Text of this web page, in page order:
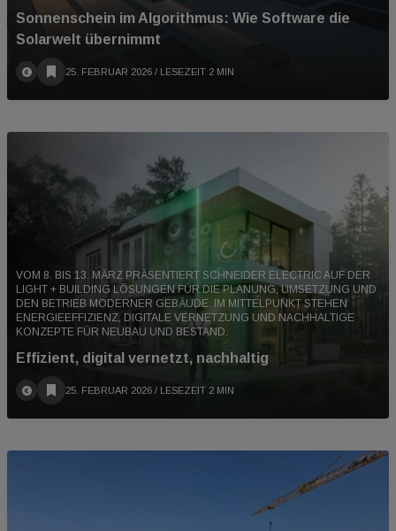
Sonnenschein im Algorithmus: Wie Software die
Solarwelt übernimmt
25. FEBRUAR 2026 / LESEZEIT 2 MIN
VOM 8. BIS 13. MÄRZ PRÄSENTIERT SCHNEIDER ELECTRIC AUF DER
LIGHT + BUILDING LÖSUNGEN FÜR DIE PLANUNG, UMSETZUNG UND
DEN BETRIEB MODERNER GEBÄUDE. IM MITTELPUNKT STEHEN
ENERGIEEFFIZIENZ, DIGITALE VERNETZUNG UND NACHHALTIGE
KONZEPTE FÜR NEUBAU UND BESTAND.
Effizient, digital vernetzt, nachhaltig
25. FEBRUAR 2026 / LESEZEIT 2 MIN